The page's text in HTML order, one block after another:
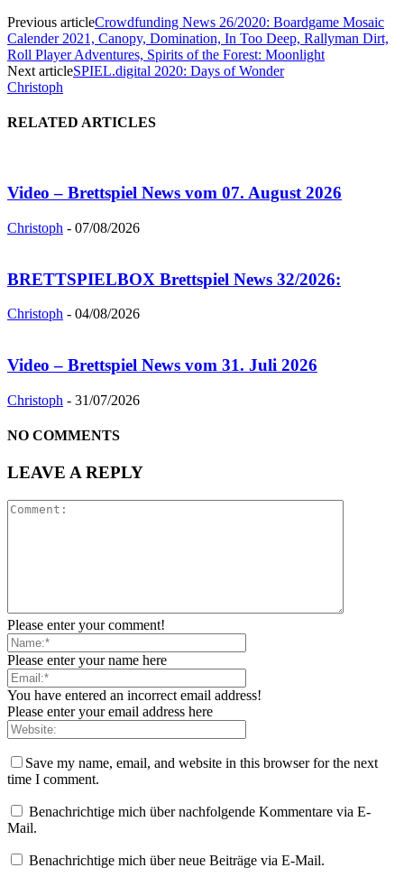
Previous articleCrowdfunding News 26/2020: Boardgame Mosaic
Calender 2021, Canopy, Domination, In Too Deep, Rallyman Dirt,
Roll Player Adventures, Spirits of the Forest: Moonlight
Next articleSPIEL.digital 2020: Days of Wonder
Christoph
RELATED ARTICLES
Video – Brettspiel News vom 07. August 2026
Christoph - 07/08/2026
BRETTSPIELBOX Brettspiel News 32/2026:
Christoph - 04/08/2026
Video – Brettspiel News vom 31. Juli 2026
Christoph - 31/07/2026
NO COMMENTS
LEAVE A REPLY
Please enter your comment!
Please enter your name here
You have entered an incorrect email address!
Please enter your email address here
Save my name, email, and website in this browser for the next
time I comment.
Benachrichtige mich über nachfolgende Kommentare via E-
Mail.
Benachrichtige mich über neue Beiträge via E-Mail.